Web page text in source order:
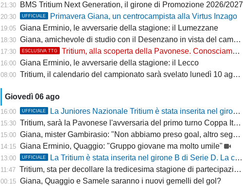
21:30 BMS Tritium Next Generation, il girone di Promozione 2026/2027
20:30 UFFICIALE Primavera Giana, un centrocampista alla Virtus Inzago
19:05 Giana Erminio, le avversarie della stagione: il Lumezzane
18:30 Giana, amichevole di studio con il Desenzano in vista del campionato
17:30 ESCLUSIVA TTG Tritium, alla scoperta della Pavonese. Conosciamo l'avversaria in Coppa Italia
16:00 Giana Erminio, le avversarie della stagione: il Lecco
08:00 Tritium, il calendario del campionato sarà svelato lunedì 10 agosto
Giovedì 06 ago
16:00 UFFICIALE La Juniores Nazionale Tritium è stata inserita nel girone C
15:30 Tritium, sarà la Pavonese l'avversaria del primo turno Coppa Italia Serie D
15:00 Giana, mister Gambirasio: "Non abbiamo preso goal, altro segnale positivo"
14:15 Giana Erminio, Quaggio: "Gruppo giovane ma molto umile"
13:00 UFFICIALE La Tritium è stata inserita nel girone B di Serie D. La composizione delle squadre per la stagione 2026/27
11:47 Tritium, sta per decollare la tredicesima stagione di partecipazione alla D
00:15 Giana, Quaggio e Samele saranno i nuovi gemelli del gol?